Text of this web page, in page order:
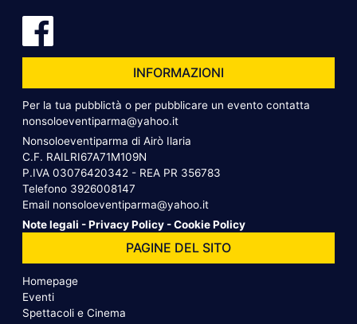
INFORMAZIONI
Per la tua pubblictà o per pubblicare un evento contatta
nonsoloeventiparma@yahoo.it
Nonsoloeventiparma di Airò Ilaria
C.F. RAILRI67A71M109N
P.IVA 03076420342 - REA PR 356783
Telefono 3926008147
Email nonsoloeventiparma@yahoo.it
Note legali -Privacy Policy -Cookie Policy
PAGINE DEL SITO
Homepage
Eventi
Spettacoli e Cinema